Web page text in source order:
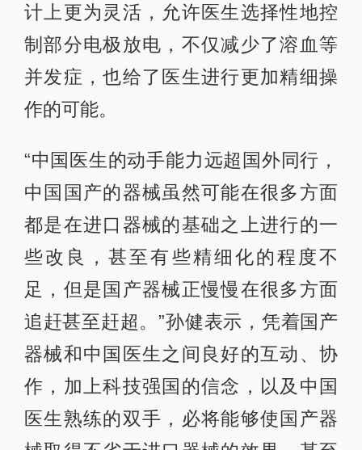
计上更为灵活，允许医生选择性地控
制部分电极放电，不仅减少了溶血等
并发症，也给了医生进行更加精细操
作的可能。
“中国医生的动手能力远超国外同行，
中国国产的器械虽然可能在很多方面
都是在进口器械的基础之上进行的一
些改良，甚至有些精细化的程度不
足，但是国产器械正慢慢在很多方面
追赶甚至赶超。”孙健表示，凭着国产
器械和中国医生之间良好的互动、协
作，加上科技强国的信念，以及中国
医生熟练的双手，必将能够使国产器